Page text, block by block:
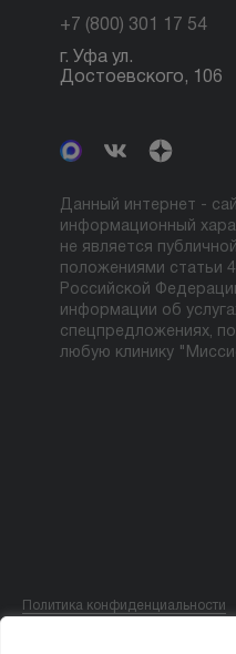
+7 (800) 301 17 54
г. Уфа ул.
Достоевского, 106
Данный интернет -
информационный
не является
положениями статьи
Российской
информации об
спецпредложениях,
любую клинику
Политика конфиденциальности